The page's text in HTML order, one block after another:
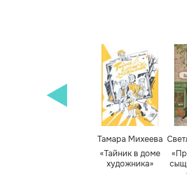
Тамара Михеева
«Тайник в доме
художника»